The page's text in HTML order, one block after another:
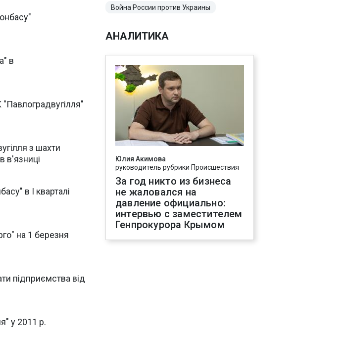
в
з шахти
в'язниці
в І кварталі
на 1 березня
підприємства від
у 2011 р.
Война России против Украины
АНАЛИТИКА
Юлия Акимова
руководитель рубрики Происшествия
За год никто из бизнеса
не жаловался на
давление официально:
интервью с заместителем
Генпрокурора Крымом